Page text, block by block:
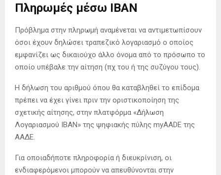
Πληρωμές μέσω IBAN
Πρόβλημα στην πληρωμή αναμένεται να αντιμετωπίσουν
όσοι έχουν δηλώσει τραπεζικό λογαριασμό ο οποίος
εμφανίζει ως δικαιούχο άλλο όνομα από το πρόσωπο το
οποίο υπέβαλε την αίτηση (πχ του ή της συζύγου τους).
Η δήλωση του αριθμού όπου θα καταβληθεί το επίδομα
πρέπει να έχει γίνει πριν την οριστικοποίηση της
σχετικής αίτησης, στην πλατφόρμα «Δήλωση
Λογαριασμού IBAN» της ψηφιακής πύλης myAADE της
ΑΑΔΕ.
Για οποιαδήποτε πληροφορία ή διευκρίνιση, οι
ενδιαφερόμενοι μπορούν να απευθύνονται στην